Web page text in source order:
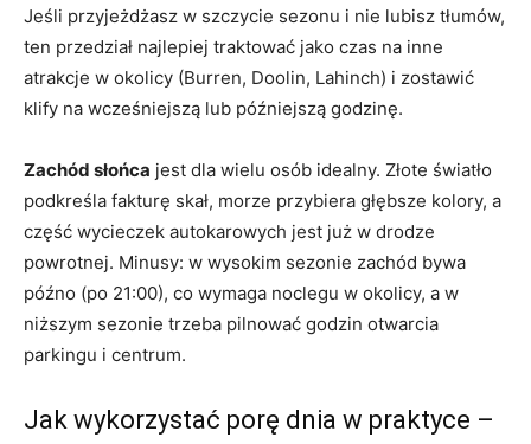
Jeśli przyjeżdżasz w szczycie sezonu i nie lubisz tłumów,
ten przedział najlepiej traktować jako czas na inne
atrakcje w okolicy (Burren, Doolin, Lahinch) i zostawić
klify na wcześniejszą lub późniejszą godzinę.
Zachód słońca jest dla wielu osób idealny. Złote światło
podkreśla fakturę skał, morze przybiera głębsze kolory, a
część wycieczek autokarowych jest już w drodze
powrotnej. Minusy: w wysokim sezonie zachód bywa
późno (po 21:00), co wymaga noclegu w okolicy, a w
niższym sezonie trzeba pilnować godzin otwarcia
parkingu i centrum.
Jak wykorzystać porę dnia w praktyce –